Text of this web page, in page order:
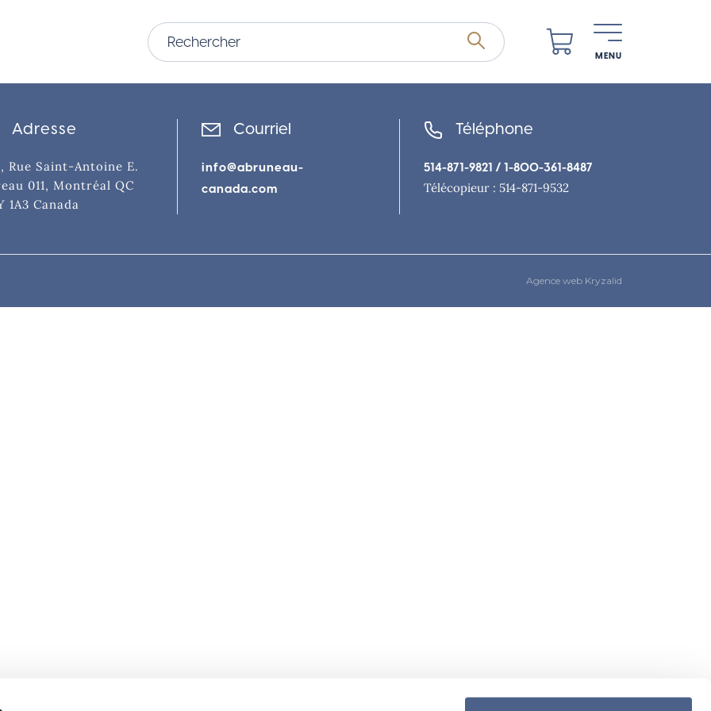
MENU
Adresse
Rue Saint-Antoine E.
011, Montréal QC
1A3 Canada
Courriel
info@abruneau-
canada.com
Téléphone
514-871-9821 / 1-800-361-8487
Télécopieur : 514-871-9532
Agence web Kryzalid